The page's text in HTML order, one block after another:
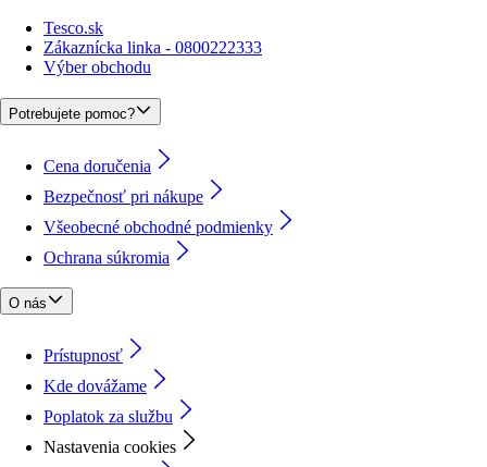
Tesco.sk
Zákaznícka linka - 0800222333
Výber obchodu
Potrebujete pomoc?
Cena doručenia
Bezpečnosť pri nákupe
Všeobecné obchodné podmienky
Ochrana súkromia
O nás
Prístupnosť
Kde dovážame
Poplatok za službu
Nastavenia cookies